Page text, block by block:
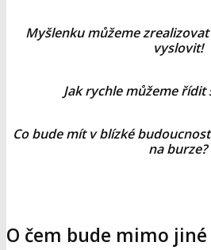
Myšlenku můžeme
vyslovit!
Jak rychle můžeme řídit
Co bude mít v blízké
na burze?
O čem bude mimo